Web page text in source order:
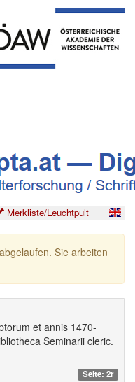
Merkliste/Leuchtpult
Sie arbeiten
et annis 1470-
Seminarii cleric.
Seite: 2r